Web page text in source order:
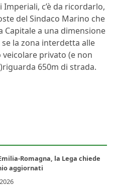
c’è da ricordarlo,
del Sindaco Marino che
a una dimensione
la zona interdetta alle
privato (e non
650m di strada.
Romagna, la Lega chiede
aggiornati